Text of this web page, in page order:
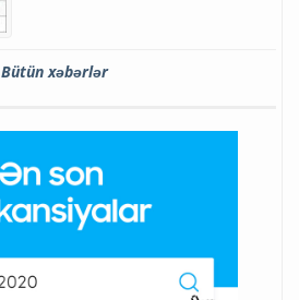
Bütün xəbərlər